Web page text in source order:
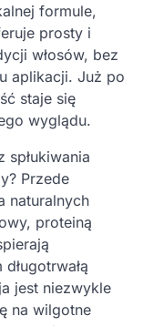
formule,
prosty i
włosów, bez
aplikacji. Już po
staje się
wyglądu.
Przede
naturalnych
proteiną
jest niezwykle
na wilgotne